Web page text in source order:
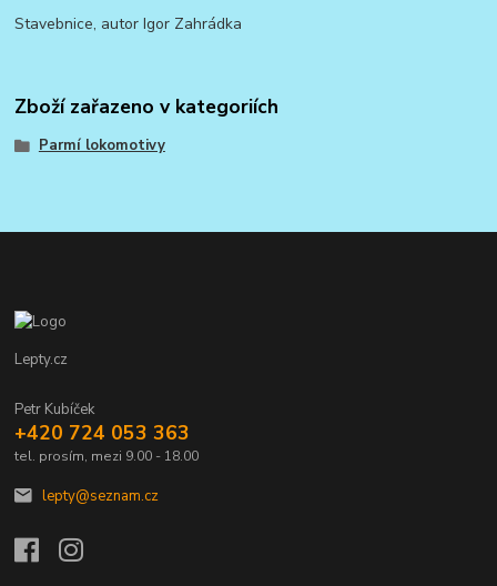
Stavebnice, autor Igor Zahrádka
Zboží zařazeno v kategoriích
Parmí lokomotivy
Lepty.cz
Petr Kubíček
+420 724 053 363
tel. prosím, mezi 9.00 - 18.00
lepty@seznam.cz